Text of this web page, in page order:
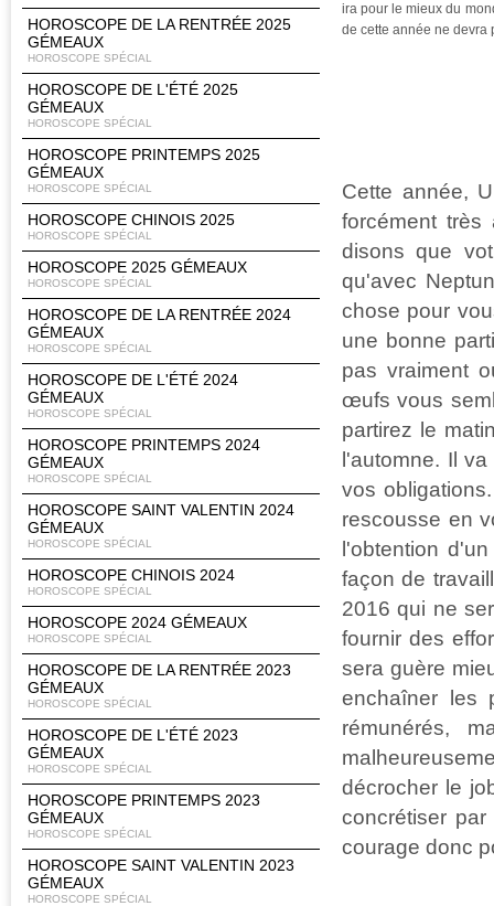
HOROSCOPE DE LA RENTRÉE 2025
GÉMEAUX
HOROSCOPE SPÉCIAL
HOROSCOPE DE L'ÉTÉ 2025
GÉMEAUX
HOROSCOPE SPÉCIAL
HOROSCOPE PRINTEMPS 2025
GÉMEAUX
HOROSCOPE SPÉCIAL
HOROSCOPE CHINOIS 2025
HOROSCOPE SPÉCIAL
HOROSCOPE 2025 GÉMEAUX
HOROSCOPE SPÉCIAL
HOROSCOPE DE LA RENTRÉE 2024
GÉMEAUX
HOROSCOPE SPÉCIAL
HOROSCOPE DE L'ÉTÉ 2024
GÉMEAUX
HOROSCOPE SPÉCIAL
HOROSCOPE PRINTEMPS 2024
GÉMEAUX
HOROSCOPE SPÉCIAL
HOROSCOPE SAINT VALENTIN 2024
GÉMEAUX
HOROSCOPE SPÉCIAL
HOROSCOPE CHINOIS 2024
HOROSCOPE SPÉCIAL
HOROSCOPE 2024 GÉMEAUX
HOROSCOPE SPÉCIAL
HOROSCOPE DE LA RENTRÉE 2023
GÉMEAUX
HOROSCOPE SPÉCIAL
HOROSCOPE DE L'ÉTÉ 2023
GÉMEAUX
HOROSCOPE SPÉCIAL
HOROSCOPE PRINTEMPS 2023
GÉMEAUX
HOROSCOPE SPÉCIAL
HOROSCOPE SAINT VALENTIN 2023
GÉMEAUX
HOROSCOPE SPÉCIAL
ira pour le mieux du
de cette année ne devra
Cette année,
forcément
disons que
qu'avec
chose pour
une bonne
pas vraiment
œufs vous
partirez le
l'automne. Il
vos
rescousse en
l'obtention
façon de
2016 qui ne
fournir des
sera guère
enchaîner les
rémunérés,
décrocher le
concrétiser
courage donc